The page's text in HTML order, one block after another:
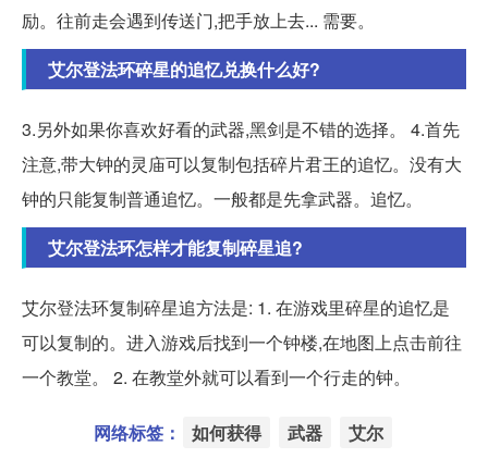
励。往前走会遇到传送门,把手放上去... 需要。
艾尔登法环碎星的追忆兑换什么好?
3.另外如果你喜欢好看的武器,黑剑是不错的选择。 4.首先
注意,带大钟的灵庙可以复制包括碎片君王的追忆。没有大
钟的只能复制普通追忆。一般都是先拿武器。追忆。
艾尔登法环怎样才能复制碎星追?
艾尔登法环复制碎星追方法是: 1. 在游戏里碎星的追忆是
可以复制的。进入游戏后找到一个钟楼,在地图上点击前往
一个教堂。 2. 在教堂外就可以看到一个行走的钟。
网络标签： 如何获得 武器 艾尔